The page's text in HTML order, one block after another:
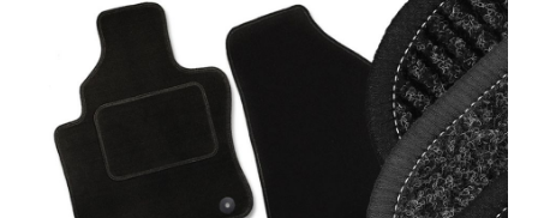
images
gallery